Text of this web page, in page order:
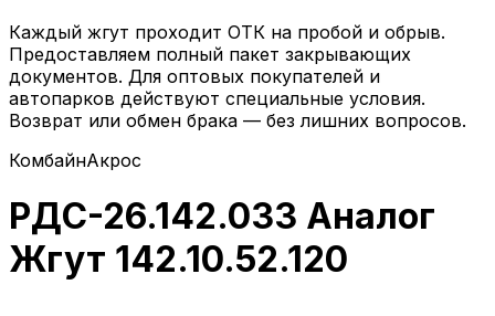
Каждый жгут проходит ОТК на пробой и обрыв.
Предоставляем полный пакет закрывающих
документов. Для оптовых покупателей и
автопарков действуют специальные условия.
Возврат или обмен брака — без лишних вопросов.
КомбайнАкрос
РДС-26.142.033 Аналог
Жгут 142.10.52.120